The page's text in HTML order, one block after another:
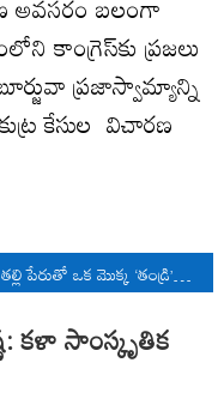
కాంగ్రెస్‌కు ప్ర‌జ‌లు
ప్ర‌జాస్వామ్యాన్ని
కేసుల విచార‌ణ
తల్లి పేరుతో ఒక మొక్క ‘తండ్రి’ పేరుతో మొత్తం అడవి!
కళా సాంస్కృతిక